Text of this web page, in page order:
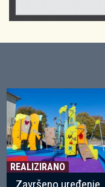
REALIZIRANO